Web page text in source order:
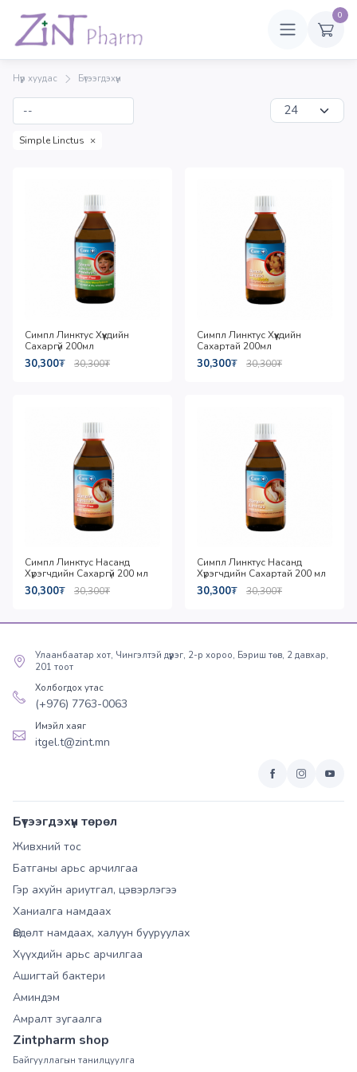
0
Нүүр хуудас Бүтээгдэхүүн
Simple Linctus ×
Симпл Линктус Хүүхдийн
Сахаргүй 200мл
30,300₮ 30,300₮
Симпл Линктус Хүүхдийн
Сахартай 200мл
30,300₮ 30,300₮
Симпл Линктус Насанд
Хүрэгчдийн Сахаргүй 200 мл
30,300₮ 30,300₮
Симпл Линктус Насанд
Хүрэгчдийн Сахартай 200 мл
30,300₮ 30,300₮
Улаанбаатар хот, Чингэлтэй дүүрэг, 2-р хороо, Бэриш төв, 2 давхар,
201 тоот
Холбогдох утас
(+976) 7763-0063
Имэйл хаяг
itgel.t@zint.mn
Бүтээгдэхүүн төрөл
Живхний тос
Батганы арьс арчилгаа
Гэр ахуйн ариутгал, цэвэрлэгээ
Ханиалга намдаах
Өвдөлт намдаах, халуун бууруулах
Хүүхдийн арьс арчилгаа
Ашигтай бактери
Аминдэм
Амралт зугаалга
Zintpharm shop
Байгууллагын танилцуулга